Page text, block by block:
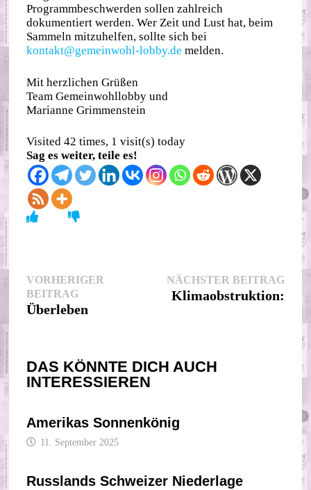
Programmbeschwerden sollen zahlreich
dokumentiert werden. Wer Zeit und Lust hat, beim
Sammeln mitzuhelfen, sollte sich bei
kontakt@gemeinwohl-lobby.de melden.
Mit herzlichen Grüßen
Team Gemeinwohllobby und
Marianne Grimmenstein
Visited 42 times, 1 visit(s) today
Sag es weiter, teile es!
Beitragsnavigation
VORHERIGER
BEITRAGVorheriger
Beitrag:
Überleben
NÄCHSTER BEITRAG
Klimaobstruktion:
DAS KÖNNTE DICH AUCH
INTERESSIEREN
Amerikas Sonnenkönig
11. September 2025
Russlands Schweizer Niederlage